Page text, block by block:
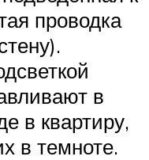
проводка
в
в квартиру,
в темноте.